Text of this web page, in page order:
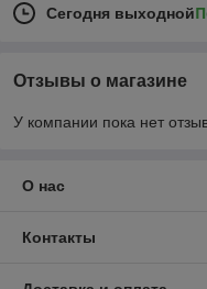
Сегодня выходной
Отзывы о магазине
У компании пока нет
О нас
Контакты